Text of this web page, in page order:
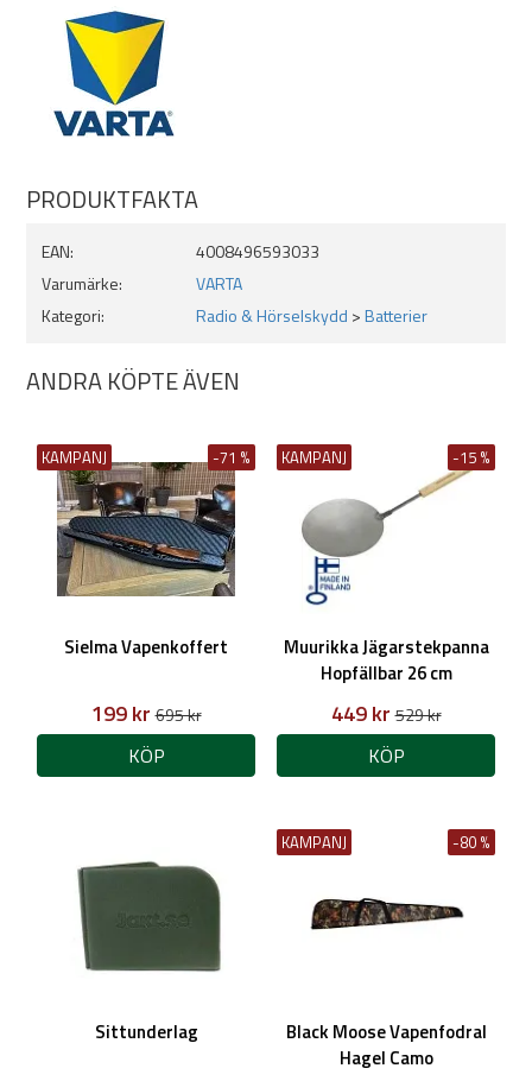
PRODUKTFAKTA
EAN:
4008496593033
Varumärke:
VARTA
Kategori:
Radio & Hörselskydd >Batterier
ANDRA KÖPTE ÄVEN
KAMPANJ -71 %
Sielma Vapenkoffert
199 kr695 kr
KÖP
KAMPANJ -15 %
Muurikka Jägarstekpanna
Hopfällbar 26 cm
449 kr529 kr
KÖP
Sittunderlag
KAMPANJ -80 %
Black Moose Vapenfodral
Hagel Camo